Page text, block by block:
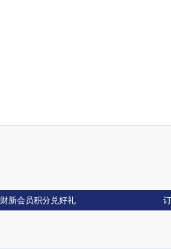
财新会员积分兑好礼